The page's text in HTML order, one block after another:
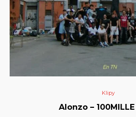
Klipy
Alonzo –